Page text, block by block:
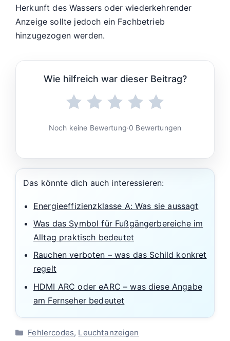
Herkunft des Wassers oder wiederkehrender
Anzeige sollte jedoch ein Fachbetrieb
hinzugezogen werden.
Wie hilfreich war dieser Beitrag?
Noch keine Bewertung·0 Bewertungen
Das könnte dich auch interessieren:
Energieeffizienzklasse A: Was sie aussagt
Was das Symbol für Fußgängerbereiche im
Alltag praktisch bedeutet
Rauchen verboten – was das Schild konkret
regelt
HDMI ARC oder eARC – was diese Angabe
am Fernseher bedeutet
Kategorien
Fehlercodes, Leuchtanzeigen